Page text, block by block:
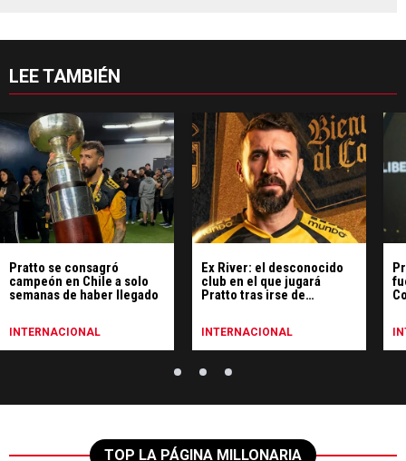
LEE TAMBIÉN
Pratto se consagró
campeón en Chile a solo
semanas de haber llegado
INTERNACIONAL
Ex River: el desconocido
club en el que jugará
Pratto tras irse de
INTERNACIONAL
TOP LA PÁGINA MILLONARIA